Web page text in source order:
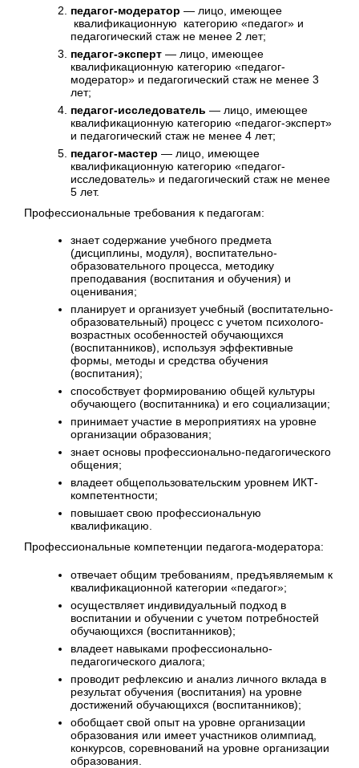
педагог-модератор — лицо, имеющее
квалификационную категорию «педагог» и
педагогический стаж не менее 2 лет;
педагог-эксперт— лицо, имеющее
квалификационную категорию «педагог-
модератор» и педагогический стаж не менее 3
лет;
педагог-исследователь — лицо, имеющее
квалификационную категорию «педагог-эксперт»
и педагогический стаж не менее 4 лет;
педагог-мастер — лицо, имеющее
квалификационную категорию «педагог-
исследователь» и педагогический стаж не менее
5 лет.
Профессиональные требования к педагогам:
знает содержание учебного предмета
(дисциплины, модуля), воспитательно-
образовательного процесса, методику
преподавания (воспитания и обучения) и
оценивания;
планирует и организует учебный (воспитательно-
образовательный) процесс с учетом психолого-
возрастных особенностей обучающихся
(воспитанников), используя эффективные
формы, методы и средства обучения
(воспитания);
способствует формированию общей культуры
обучающего (воспитанника) и его социализации;
принимает участие в мероприятиях на уровне
организации образования;
знает основы профессионально-педагогического
общения;
владеет общепользовательским уровнем ИКТ-
компетентности;
повышает свою профессиональную
квалификацию.
Профессиональные компетенции педагога-модератора:
отвечает общим требованиям, предъявляемым к
квалификационной категории «педагог»;
осуществляет индивидуальный подход в
воспитании и обучении с учетом потребностей
обучающихся (воспитанников);
владеет навыками профессионально-
педагогического диалога;
проводит рефлексию и анализ личного вклада в
результат обучения (воспитания) на уровне
достижений обучающихся (воспитанников);
обобщает свой опыт на уровне организации
образования или имеет участников олимпиад,
конкурсов, соревнований на уровне организации
образования.